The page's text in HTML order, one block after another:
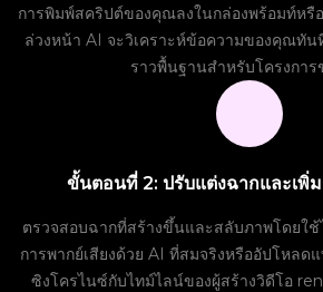
การพิมพ์สคริปต์ของคุณลงในกล่องพร้อมท์หรือ
ล่วงหน้า AI จะวิเคราะห์ข้อความของคุณทัน
ราวพื้นฐานสำหรับโครงกา
ขั้นตอนที่ 2: ปรับแต่งฉากและเพิ่ม
ตรวจสอบฉากที่สร้างขึ้นและสลับภาพโดยใช้
การพากย์เสียงด้วย AI ที่สมจริงหรืออัปโหลด
ซิงโครไนซ์กับไทม์ไลน์ของผู้สร้างวิดีโอ